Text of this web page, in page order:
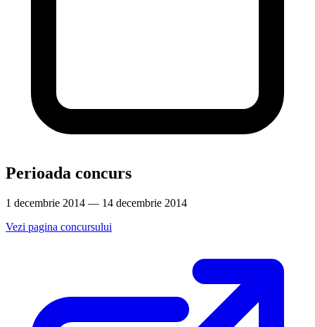
Perioada concurs
1 decembrie 2014 — 14 decembrie 2014
Vezi pagina concursului